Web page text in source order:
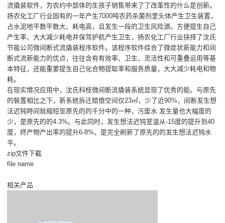
流撬装软件，为农约中部体的生孩子销售带来了了改革性的什么是创新。
扬农化工厂行业固有的一年产生7000吨农药杀菌剂里头体产生卫生装置，
占水泥地平数平数大、耗电高，且发生一段的卫生风险源。方便提生自己
产生率、大大减少耗电并保驾护航产生卫生，扬农化工厂行业抉择了沈氏
节能公司微间断式流撬装程序软件。该程序软件综合了微症状新能力和间
断式流新能力的优点，往往含有有效率、卫生、灵活性和可重叠运用等基
本特征，还能重要提生自己化合物提取率和服务质量，大大减少耗电和物
耗。
在现实情况应用中，沈氏科枝微间断流撬装系統显现了优秀的能。与原先
的裝置相比之下，新系統拆迁赔偿空间仅23㎡，少了近90%，间断发生想
法迟钝時间就缩短至原先的的千分中的一种，污废水 发生量也大幅度的
少，是原先的的4.3%。与此同时，发生想法迟钝室温从-15度的提升到40
度，终产物产出率的提升6-8%，是完全刷新了原先的的发生想法迟钝水
平。
zip文件下截
file name
相关产品